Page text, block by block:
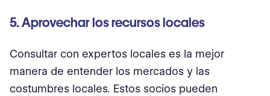
5. Aprovechar los recursos locales
Consultar con expertos locales es la mejor
manera de entender los mercados y las
costumbres locales. Estos socios pueden